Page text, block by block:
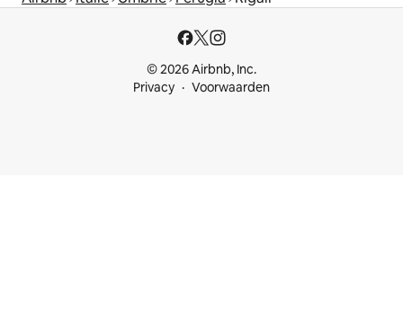
© 2026 Airbnb, Inc.
Privacy
Voorwaarden